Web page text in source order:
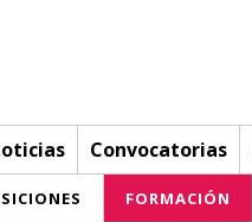
Convocatorias
FORMACIÓN